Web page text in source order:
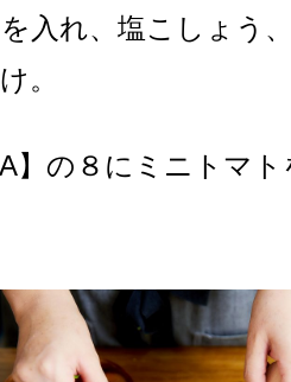
入れ、塩こしょう
。
A】の８にミニトマ